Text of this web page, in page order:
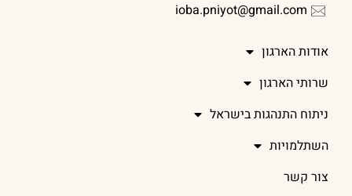
ioba.pniyot@gmail.com
אודות הארגון
שרותי הארגון
ניתוח התנהגות בישראל
השתלמויות
צור קשר